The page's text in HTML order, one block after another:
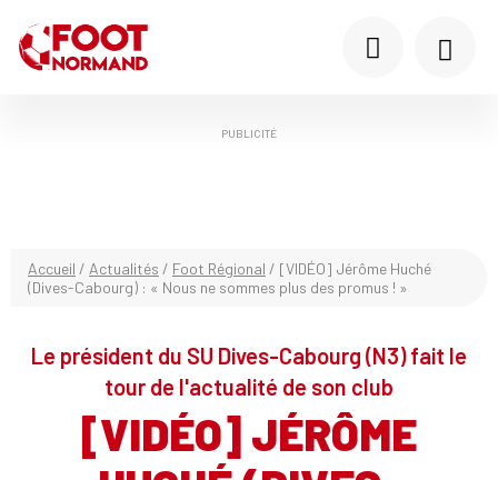
PUBLICITÉ
Accueil / Actualités / Foot Régional / [VIDÉO] Jérôme Huché
(Dives-Cabourg) : « Nous ne sommes plus des promus ! »
Le président du SU Dives-Cabourg (N3) fait le
tour de l'actualité de son club
[VIDÉO] JÉRÔME